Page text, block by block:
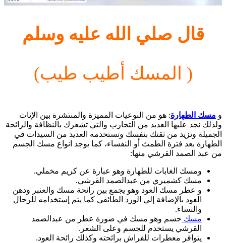
قال صلي الله عليه وسلم
( المسك أطيب طيب)
و مسك الطهارة: هو من النوعيات المميزة والمنتشرة بين الإناث
ولذلك نجد عليها العديد من التجارب والتي تشعرك بالنظافة والرائحة
الجميلة وتزيد من ثقتك بنفسك وتستخدمه العديد من السيدات في
الطهارة بعد فترة الطمث أو النفساء، كما يوجد انواع مسك الجسم
من عبد الصمد القرشي منها:
ومسك الغابات للطهارة وهو عبارة عن كريم مخملي.
مسك كشميري من عبدالصمد القرشي.
و عطر مسك العود وهو يجمع بين رائحة مسك والعنبر ودهن
العود بالإضافة إلي الورد الطائفي كما يتم إستخدامه للرجال
والنساء.
مسك جسم وهو مسك في صورة عطر من عبدالصمد
القرشي يستخدم للجسم وعلى الشعر.
يتوافر معطرات للفراش برائحته وكذلك رائحة العود.